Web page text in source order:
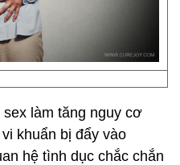
làm tăng nguy cơ
khuẩn bị đẩy vào
hệ tình dục chắc chắn